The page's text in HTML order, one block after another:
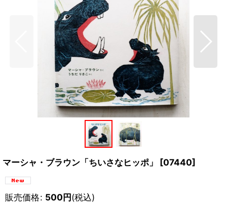
マーシャ・ブラウン「ちいさなヒッポ」 [07440]
販売価格: 500円(税込)